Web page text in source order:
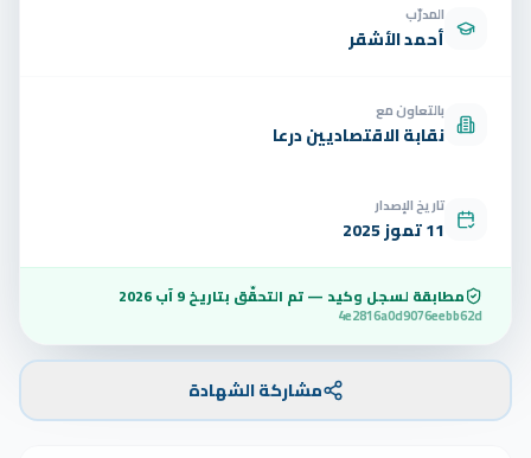
المدرّب
أحمد الأشقر
بالتعاون مع
نقابة الاقتصاديين درعا
تاريخ الإصدار
11 تموز 2025
مطابقة لسجل وكيد — تم التحقّق بتاريخ9 آب 2026
4e2816a0d9076eebb62d
مشاركة الشهادة